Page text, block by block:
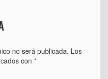
no será publicada. Los
con *